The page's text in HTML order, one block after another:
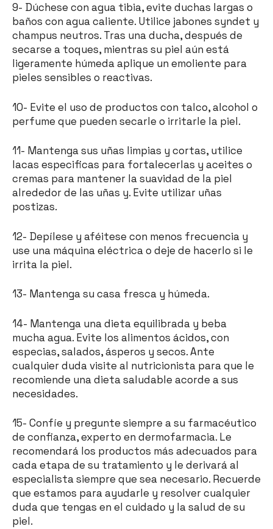
9- Dúchese con agua tibia, evite duchas largas o
baños con agua caliente. Utilice jabones syndet y
champus neutros. Tras una ducha, después de
secarse a toques, mientras su piel aún está
ligeramente húmeda aplique un emoliente para
pieles sensibles o reactivas.
10- Evite el uso de productos con talco, alcohol o
perfume que pueden secarle o irritarle la piel.
11- Mantenga sus uñas limpias y cortas, utilice
lacas especificas para fortalecerlas y aceites o
cremas para mantener la suavidad de la piel
alrededor de las uñas y. Evite utilizar uñas
postizas.
12- Depílese y aféitese con menos frecuencia y
use una máquina eléctrica o deje de hacerlo si le
irrita la piel.
13- Mantenga su casa fresca y húmeda.
14- Mantenga una dieta equilibrada y beba
mucha agua. Evite los alimentos ácidos, con
especias, salados, ásperos y secos. Ante
cualquier duda visite al nutricionista para que le
recomiende una dieta saludable acorde a sus
necesidades.
15- Confíe y pregunte siempre a su farmacéutico
de confianza, experto en dermofarmacia. Le
recomendará los productos más adecuados para
cada etapa de su tratamiento y le derivará al
especialista siempre que sea necesario. Recuerde
que estamos para ayudarle y resolver cualquier
duda que tengas en el cuidado y la salud de su
piel.